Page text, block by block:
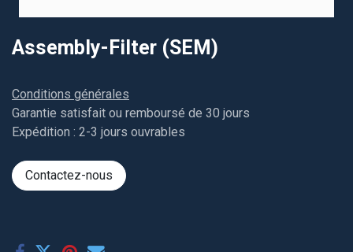
Assembly-Filter (SEM)
Conditions générales
Garantie satisfait ou remboursé de 30 jours
Expédition : 2-3 jours ouvrables
Contactez-nous